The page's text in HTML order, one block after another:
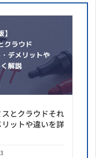
スとクラウドそれ
ットや違いを詳